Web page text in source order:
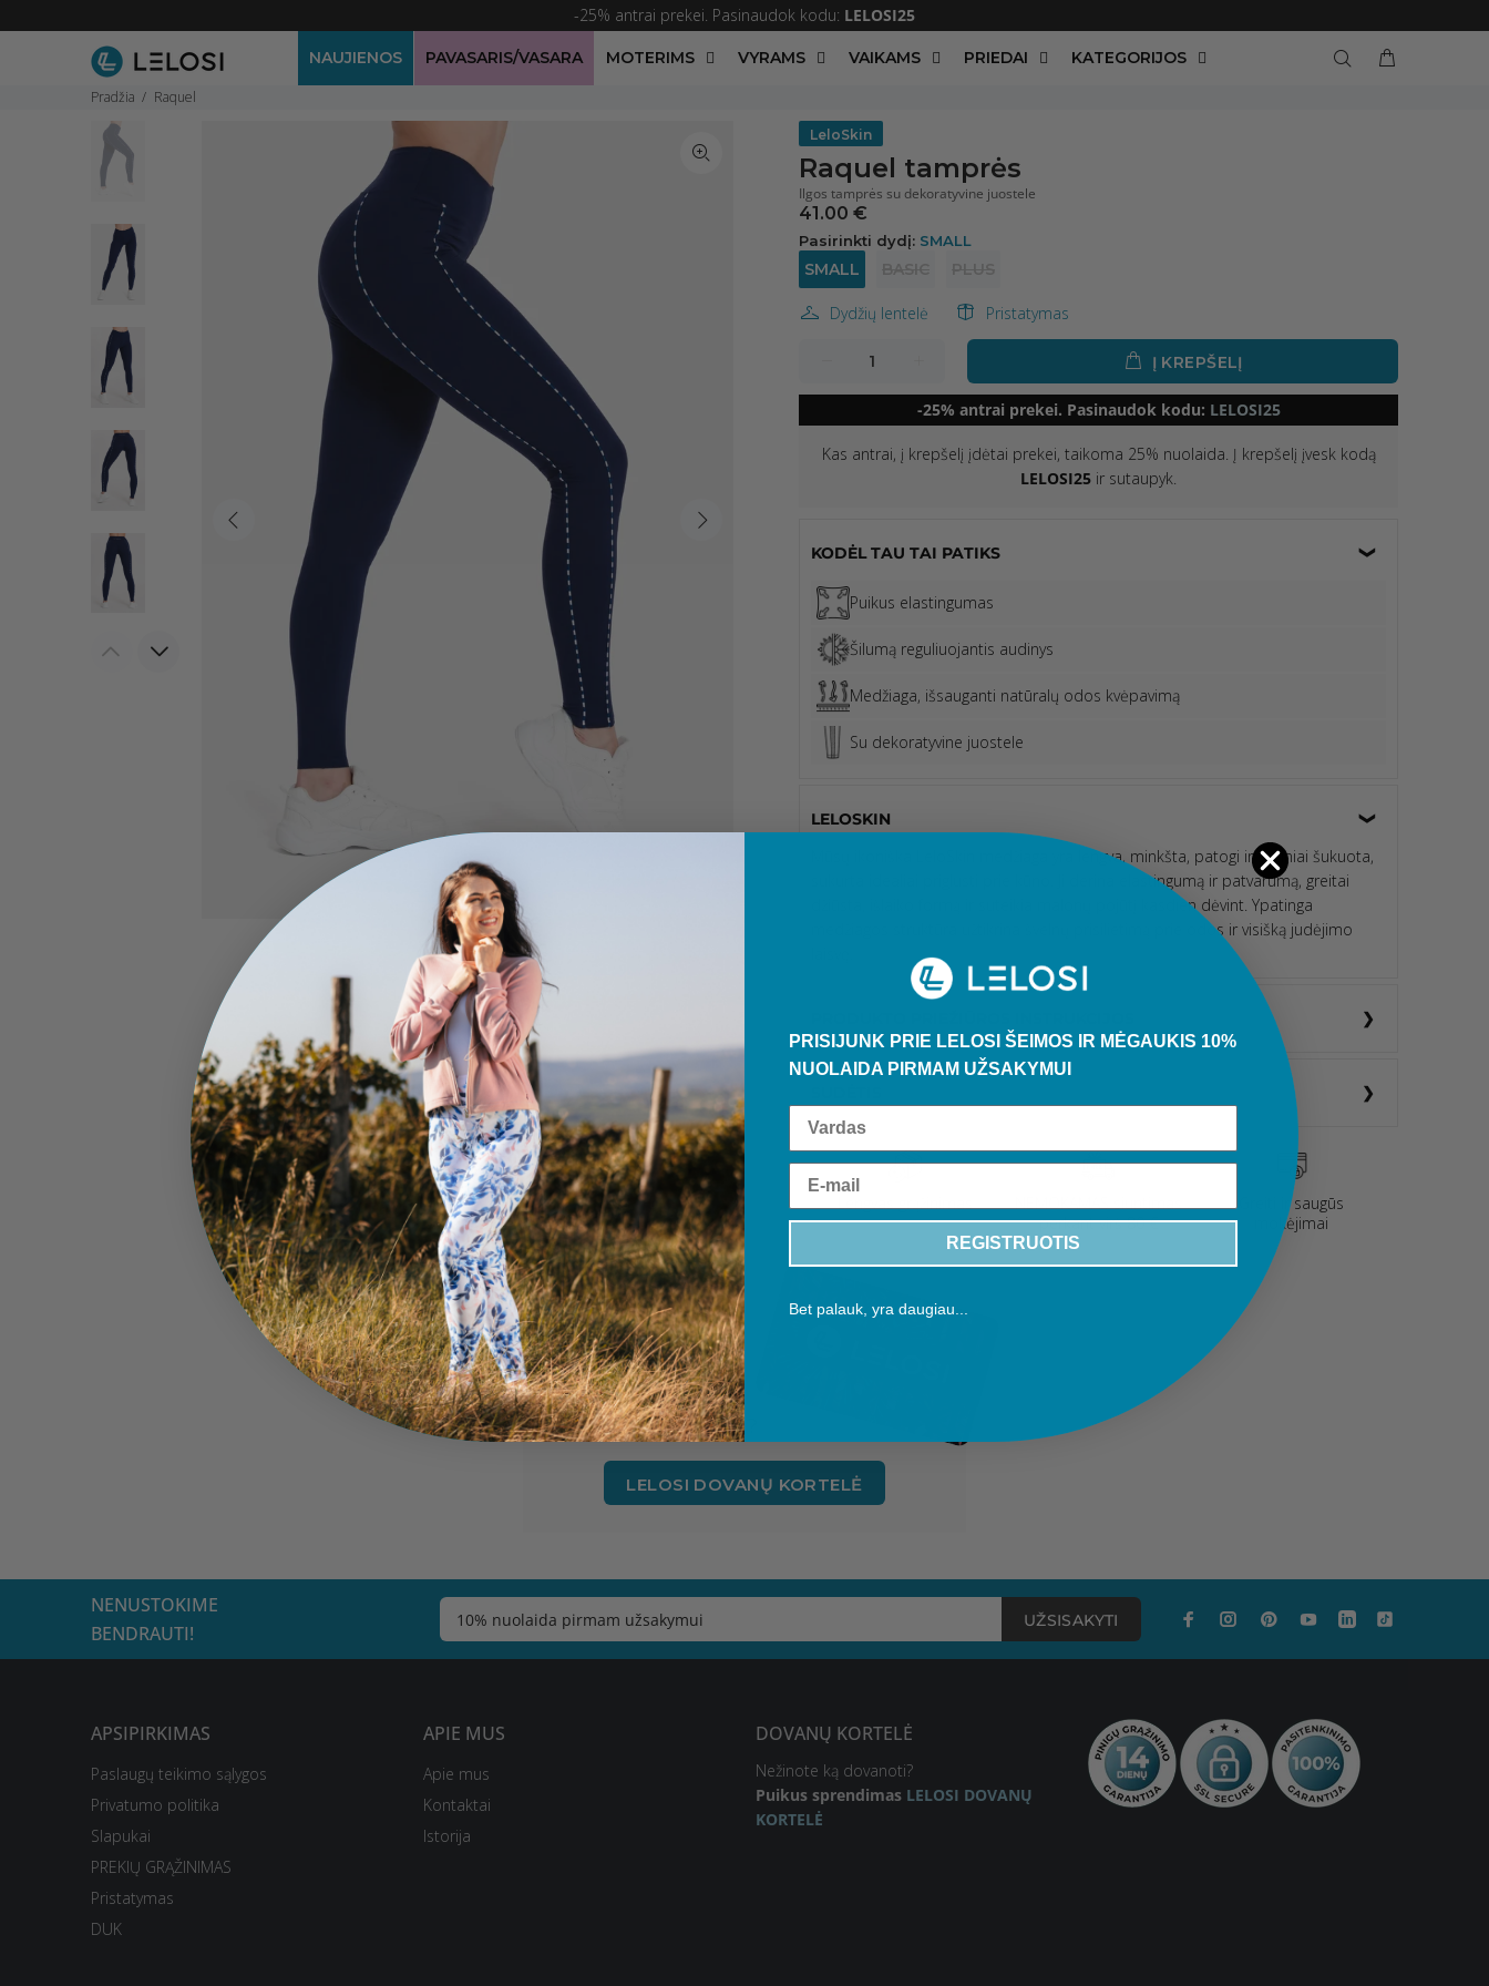
-25% antrai prekei. Pasinaudok kodu: LELOSI25
NAUJIENOS PAVASARIS/VASARA MOTERIMS VYRAMS VAIKAMS PRIEDAI KATEGORIJOS
Pradžia Raquel
LeloSkin
Raquel tamprės
Ilgos tamprės su dekoratyvine juostele
41.00 €
Pasirinkti dydį: SMALL
SMALL
Dydžių lentelė Pristatymas
Į KREPŠELĮ
-25% antrai prekei. Pasinaudok kodu: LELOSI25
Kas antrai, į krepšelį įdėtai prekei, taikoma 25% nuolaida. Į krepšelį įvesk kodą
LELOSI25 ir sutaupyk.
KODĖL TAU TAI PATIKS
Puikus elastingumas
Šilumą reguliuojantis audinys
Medžiaga, išsauganti natūralų odos kvėpavimą
Su dekoratyvine juostele
LELOSKIN
Mūsų ikoniška LeloSkin medžiaga yra lengva, minkšta, patogi ir švelniai šukuota,
sukurta idealiai priglusti prie kūno. Ji derina elastingumą ir patvarumą, greitai
džiūsta, išlaiko formą ir suteikia malonų pojūtį kasdien dėvint. Ypatinga
medžiagos struktūra užtikrina švelnų prisilietimą prie odos ir visišką judėjimo
Lengvas grąžinimas
NEMOKAMAS siuntimas
perkant virš 80 €
Greiti ir saugūs
mokėjimai
DOVANŲ
KORTELĖ
Nežinai, ką dovanoti?
LELOSI DOVANŲ KORTELĖ
NENUSTOKIME
BENDRAUTI!
UŽSISAKYTI
APSIPIRKIMAS
Paslaugų teikimo sąlygos
Privatumo politika
Slapukai
PREKIŲ GRĄŽINIMAS
Pristatymas
DUK
APIE MUS
Apie mus
Kontaktai
Istorija
DOVANŲ KORTELĖ
Nežinote ką dovanoti?
Puikus sprendimas LELOSI DOVANŲ
KORTELĖ
PRISIJUNK PRIE LELOSI ŠEIMOS IR MĖGAUKIS 10%
NUOLAIDA PIRMAM UŽSAKYMUI
REGISTRUOTIS
Bet palauk, yra daugiau...